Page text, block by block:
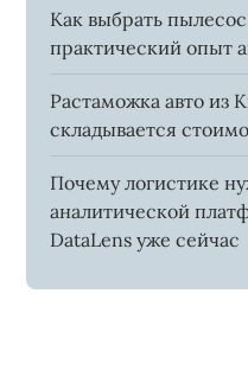
Как выбрать
практический опыт
Растаможка авто из
складывается
Почему логистике
аналитической
DataLens уже сейчас